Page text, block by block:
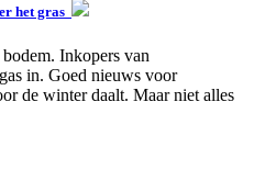
het gras
Inkopers van
in. Goed nieuws voor
de winter daalt. Maar niet alles